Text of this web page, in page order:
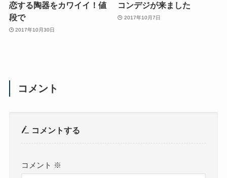
恋する陶器をカワイイ！値
段で
2017年10月30日
コンデジが来ました
2017年10月7日
コメント
コメントする
コメント ※